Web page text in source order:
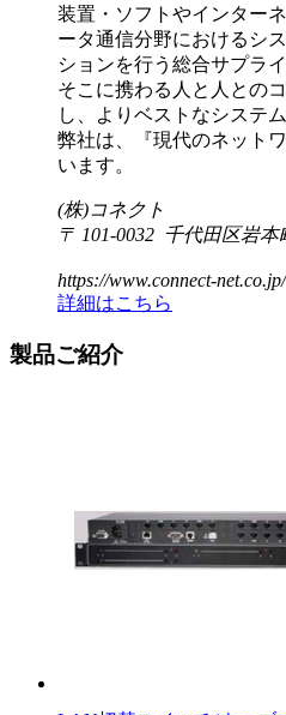
装置・ソフトやインター
ータ通信分野におけるシ
ションを行う総合サプライ
そこに携わる人と人との
し、よりベストなシステ
弊社は、『現代のネット
います。
(株)コネクト
〒 101-0032 千代田区岩本
https://www.connect-net.co.jp/
詳細はこちら
製品ご紹介